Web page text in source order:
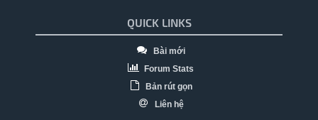
QUICK LINKS
Bài mới
Forum Stats
Bản rút gọn
Liên hệ